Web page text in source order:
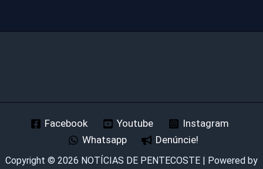
Facebook Youtube
Instagram
Whatsapp
Denúncie!
Copyright © 2026 NOTÍCIAS DE PENTECOSTE | Powered by